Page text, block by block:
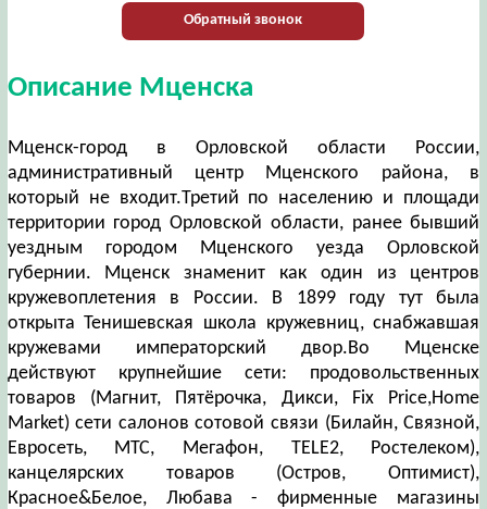
Обратный звонок
Описание Мценска
Мценск-город в Орловской области России,
административный центр Мценского района, в
который не входит.Третий по населению и площади
территории город Орловской области, ранее бывший
уездным городом Мценского уезда Орловской
губернии. Мценск знаменит как один из центров
кружевоплетения в России. В 1899 году тут была
открыта Тенишевская школа кружевниц, снабжавшая
кружевами императорский двор.Во Мценске
действуют крупнейшие сети: продовольственных
товаров (Магнит, Пятёрочка, Дикси, Fix Price,Home
Market) сети салонов сотовой связи (Билайн, Связной,
Евросеть, МТС, Мегафон, TELE2, Ростелеком),
канцелярских товаров (Остров, Оптимист),
Красное&Белое, Любава - фирменные магазины